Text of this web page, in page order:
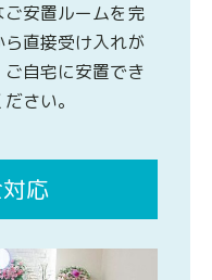
安置ルームを完
直接受け入れが
自宅に安置でき
さい。
応